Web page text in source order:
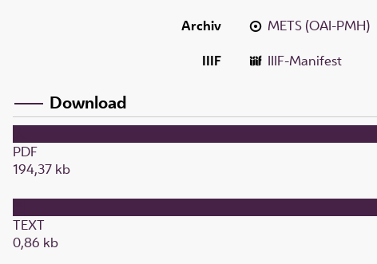
Archiv
METS (OAI-PMH)
IIIF
IIIF-Manifest
Download
PDF
194,37 kb
TEXT
0,86 kb